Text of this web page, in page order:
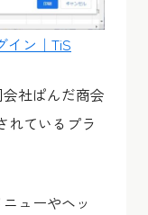
イン｜TiS
社ぱんだ商会
れているプラ
ューやヘッ